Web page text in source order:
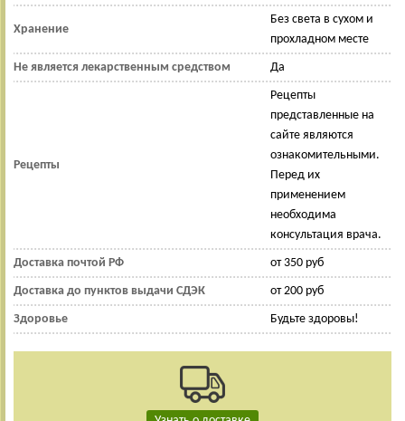
Хранение
Без света в сухом и
прохладном месте
Не является лекарственным средством Да
Рецепты
Рецепты
представленные на
сайте являются
ознакомительными.
Перед их
применением
необходима
консультация врача.
Доставка почтой РФ от 350 руб
Доставка до пунктов выдачи СДЭК от 200 руб
Здоровье Будьте здоровы!